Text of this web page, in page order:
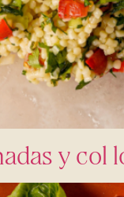
y col